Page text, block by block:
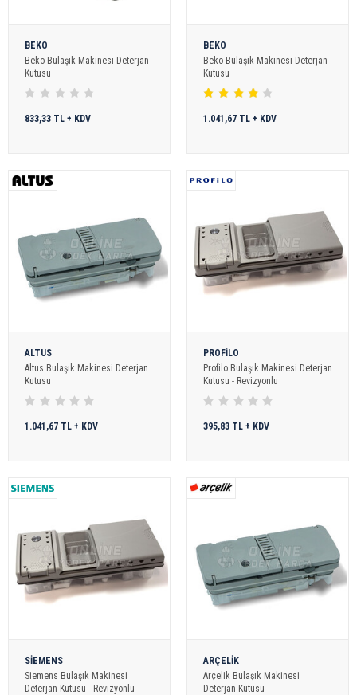
BEKO
Beko Bulaşık Makinesi Deterjan
Kutusu
833,33 TL + KDV
BEKO
Beko Bulaşık Makinesi Deterjan
Kutusu
1.041,67 TL + KDV
ALTUS
Altus Bulaşık Makinesi Deterjan
Kutusu
1.041,67 TL + KDV
PROFİLO
Profilo Bulaşık Makinesi Deterjan
Kutusu - Revizyonlu
395,83 TL + KDV
SİEMENS
Siemens Bulaşık Makinesi
Deterjan Kutusu - Revizyonlu
ARÇELİK
Arçelik Bulaşık Makinesi
Deterjan Kutusu